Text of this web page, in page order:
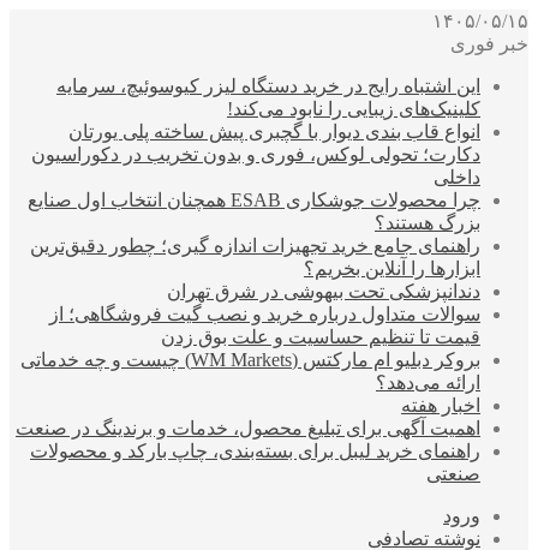
۱۴۰۵/۰۵/۱۵
خبر فوری
این اشتباه رایج در خرید دستگاه لیزر کیوسوئیچ، سرمایه
کلینیک‌های زیبایی را نابود می‌کند!
انواع قاب بندی دیوار با گچبری پیش ساخته پلی یورتان
دکارت؛ تحولی لوکس، فوری و بدون تخریب در دکوراسیون
داخلی
چرا محصولات جوشکاری ESAB همچنان انتخاب اول صنایع
بزرگ هستند؟
راهنمای جامع خرید تجهیزات اندازه گیری؛ چطور دقیق‌ترین
ابزارها را آنلاین بخریم؟
دندانپزشکی تحت بیهوشی در شرق تهران
سوالات متداول درباره خرید و نصب گیت فروشگاهی؛ از
قیمت تا تنظیم حساسیت و علت بوق زدن
بروکر دبلیو ام مارکتس (WM Markets) چیست و چه خدماتی
ارائه می‌دهد؟
اخبار هفته
اهمیت آگهی برای تبلیغ محصول، خدمات و برندینگ در صنعت
راهنمای خرید لیبل برای بسته‌بندی، چاپ بارکد و محصولات
صنعتی
ورود
نوشته تصادفی